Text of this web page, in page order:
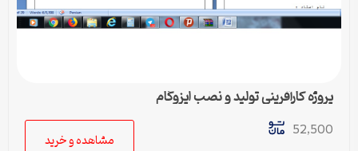
پروژه کارآفرینی تولید و نصب ایزوگام
52,500
مشاهده و خرید